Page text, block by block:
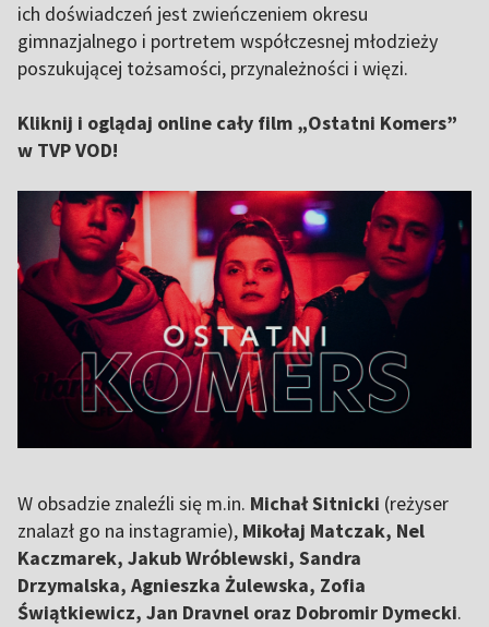
ich doświadczeń jest zwieńczeniem okresu
gimnazjalnego i portretem współczesnej młodzieży
poszukującej tożsamości, przynależności i więzi.
Kliknij i oglądaj online cały film „Ostatni Komers”
w TVP VOD!
W obsadzie znaleźli się m.in. Michał Sitnicki (reżyser
znalazł go na instagramie), Mikołaj Matczak, Nel
Kaczmarek, Jakub Wróblewski, Sandra
Drzymalska, Agnieszka Żulewska, Zofia
Świątkiewicz, Jan Dravnel oraz Dobromir Dymecki.